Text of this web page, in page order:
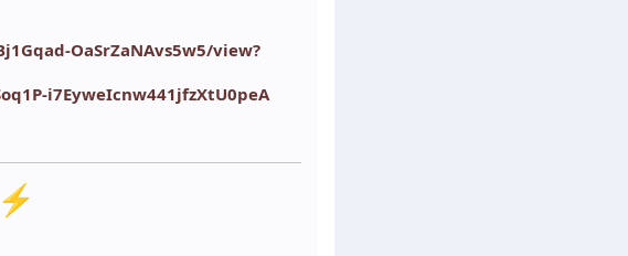
OaSrZaNAvs5w5/view?
i7EyweIcnw441jfzXtU0peA